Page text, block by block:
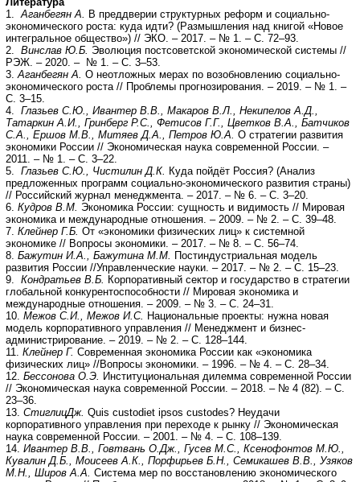
1. Аганбегян А.
В преддверии структурных реформ и социально-
экономического роста: куда идти? (Размышления над книгой «Новое
интегральное общество») // ЭКО. – 2017. – № 1. – С. 72–93.
2. Винслав Ю.Б. Эволюция постсоветской экономической системы //
РЭЖ. – 2020. – № 1. – С. 3–53.
3. Аганбегян А. О неотложных мерах по возобновлению социально-
экономического роста // Проблемы прогнозирования. – 2019. – № 1. –
С. 3–15.
4. Глазьев С.Ю., Ивантер В.В., Макаров В.Л., Некипелов А.Д.,
Татаркин А.И., Гринберг Р.С., Фетисов Г.Г., Цветков В.А., Батчиков
С.А., Ершов М.В., Митяев Д.А., Петров Ю.А. О стратегии развития
экономики России // Экономическая наука современной России. –
2011. – № 1. – С. 3–22.
5. Глазьев С.Ю., Чистилин Д.К.
Куда пойдёт Россия? (Анализ
предложенных программ социально-экономического развития страны)
// Российский журнал менеджмента. – 2017. – № 6. – С. 3–20.
6. Кудров В.М. Экономика России: сущность и видимость // Мировая
экономика и международные отношения. – 2009. – № 2. – С. 39–48.
7. Клейнер Г.Б. От «экономики физических лиц» к системной
экономике // Вопросы экономики. – 2017. – № 8. – С. 56–74.
8. Бажутин И.А., Бажутина М.М.
Постиндустриальная модель
развития России //Управленческие науки. – 2017. – № 2. – С. 15–23.
9. Кондратьев В.Б.
Корпоративный сектор и государство в стратегии
глобальной конкурентоспособности // Мировая экономика и
международные отношения. – 2009. – № 3. – С. 24–31.
10. Межов С.И., Межов И.С. Национальные проекты: нужна новая
модель корпоративного управления // Менеджмент и бизнес-
администрирование. – 2019. – № 2. – С. 128–144.
11. Клейнер Г. Современная экономика России как «экономика
физических лиц» //Вопросы экономики. – 1996. – № 4. – С. 28–34.
12. Бессонова О.Э.
Институциональная дилемма современной России
// Экономическая наука современной России. – 2018. – № 4 (82). – С.
23–36.
13. CтиглицДж. Quis custodiet ipsos custodes? Неудачи
корпоративного управления при переходе к рынку // Экономическая
наука современной России. – 2001. – № 4. – С. 108–139.
14. Ивантер В.В., Говтвань О.Дж., Гусев М.С., Ксенофонтов М.Ю.,
Кувалин Д.Б., Моисеев А.К., Порфирьев Б.Н., Семикашев В.В., Узяков
М.Н., Широв А.А. Система мер по восстановлению экономического